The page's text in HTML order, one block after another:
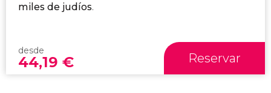
miles de judíos.
desde
44,19 € Reservar